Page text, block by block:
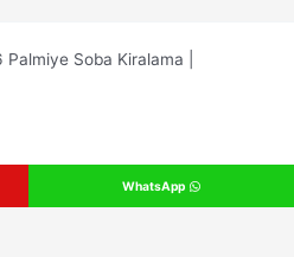
Soba Kiralama |
WhatsApp